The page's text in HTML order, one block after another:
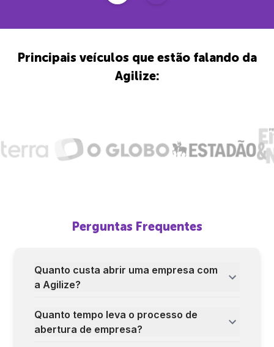
Principais veículos que estão falando da
Agilize:
Perguntas Frequentes
Quanto custa abrir uma empresa com
a Agilize?
Quanto tempo leva o processo de
abertura de empresa?